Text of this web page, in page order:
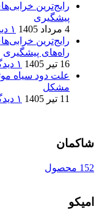
پیشگیری
4 مرداد 1405
۱ دیدگاه
راه‌های پیشگیری
16 تیر 1405
۱ دیدگاه
مشکل
11 تیر 1405
۱ دیدگاه
شاکمان
152 محصول
امیکو